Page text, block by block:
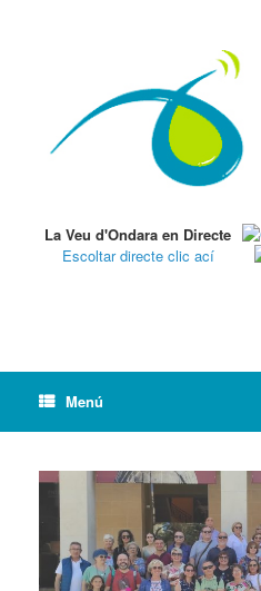
La Veu d'Ondara en Directe
Escoltar directe clic ací
Menú